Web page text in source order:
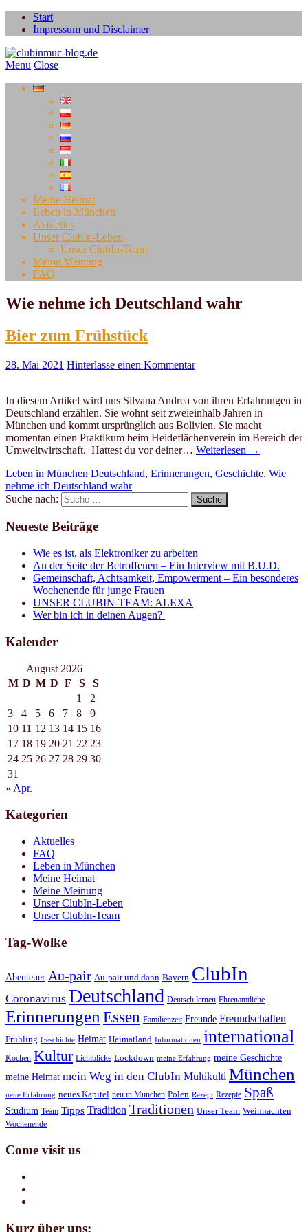
Start
Impressum und Disclaimer
Menu Close
Meine Heimat
Leben in München
Aktuelles
Unser ClubIn-Leben
Unser ClubIn-Team
Meine Meinung
FAQ
Wie nehme ich Deutschland wahr
Bier zum Frühstück
28. Mai 2021 Hinterlasse einen Kommentar
In diesem Artikel wird uns Silvana Andrea von ihren Erfahrungen in
Deutschland erzählen. Sie wohnt seit zweieinhalb Jahren in
München und kommt ursprünglich aus Bolivien. Sie macht
momentan einen Praktikum beim Heideflächenverein im Bereich der
Umweltwirtschaft. Hattest du vor deiner… Weiterlesen →
Leben in München Deutschland, Erinnerungen, Geschichte, Wie
nehme ich Deutschland wahr
Suche nach:
Neueste Beiträge
Wie es ist, als Elektroniker zu arbeiten
An der Seite der Betroffenen – Ein Interview mit B.U.D.
Gemeinschaft, Achtsamkeit, Empowerment – Ein besonderes
Wochenende für junge Frauen
UNSER CLUBIN-TEAM: ALEXA
Wer bin ich in deinen Augen?
Kalender
August 2026
M D M D F S
S
1
2
3
4 5 6 7 8
9
10 11 12 13 14 15 16
17 18 19 20 21 22 23
24 25 26 27 28 29 30
31
« Apr.
Kategorien
Aktuelles
FAQ
Leben in München
Meine Heimat
Meine Meinung
Unser ClubIn-Leben
Unser ClubIn-Team
Tag-Wolke
Abenteuer Au-pair Au-pair und dann Bayern ClubIn
Coronavirus Deutschland Deutsch lernen Ehrenamtliche
ErinnerungenEssen Familienzeit Freunde Freundschaften
Frühling Geschichte Heimat Heimatland Informationen international
Kochen Kultur Lichtblicke Lockdown meine Erfahrung meine Geschichte
meine Heimat mein Weg in den ClubIn Multikulti München
neue Erfahrung neues Kapitel neu in München Polen Rezept Rezepte Spaß
Studium Team Tipps Tradition Traditionen Unser Team Weihnachten
Wochenende
Come visit us
Kurz über uns: